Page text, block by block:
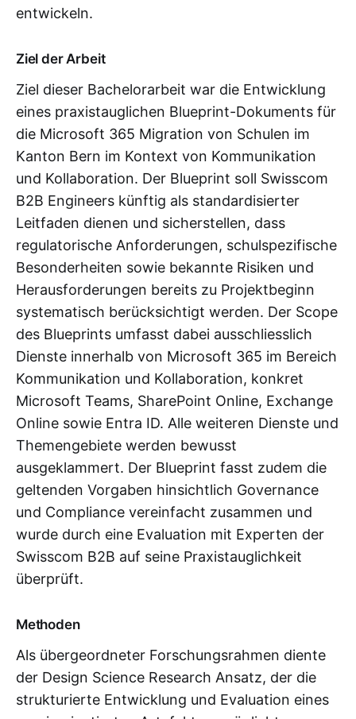
entwickeln.
Ziel der Arbeit
Ziel dieser Bachelorarbeit war die Entwicklung
eines praxistauglichen Blueprint-Dokuments für
die Microsoft 365 Migration von Schulen im
Kanton Bern im Kontext von Kommunikation
und Kollaboration. Der Blueprint soll Swisscom
B2B Engineers künftig als standardisierter
Leitfaden dienen und sicherstellen, dass
regulatorische Anforderungen, schulspezifische
Besonderheiten sowie bekannte Risiken und
Herausforderungen bereits zu Projektbeginn
systematisch berücksichtigt werden. Der Scope
des Blueprints umfasst dabei ausschliesslich
Dienste innerhalb von Microsoft 365 im Bereich
Kommunikation und Kollaboration, konkret
Microsoft Teams, SharePoint Online, Exchange
Online sowie Entra ID. Alle weiteren Dienste und
Themengebiete werden bewusst
ausgeklammert. Der Blueprint fasst zudem die
geltenden Vorgaben hinsichtlich Governance
und Compliance vereinfacht zusammen und
wurde durch eine Evaluation mit Experten der
Swisscom B2B auf seine Praxistauglichkeit
überprüft.
Methoden
Als übergeordneter Forschungsrahmen diente
der Design Science Research Ansatz, der die
strukturierte Entwicklung und Evaluation eines